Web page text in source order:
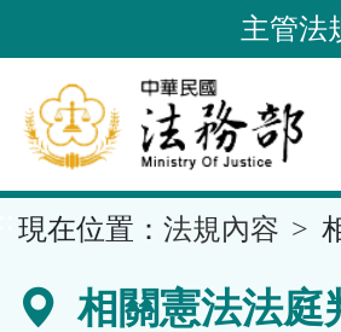
到
要
內
容
區
主管法
現在位置： 法規內容
相關憲法法庭